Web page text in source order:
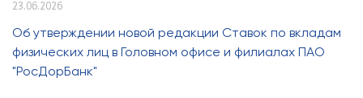
23.06.2026
Об утверждении новой редакции Ставок по вкладам
физических лиц в Головном офисе и филиалах ПАО
"РосДорБанк"